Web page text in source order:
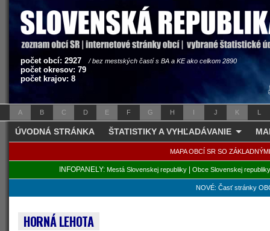
počet obcí: 2927 / bez mestských častí s BA a KE ako celkom 2890
počet okresov: 79
počet krajov: 8
A B C D E F G H I J K L
ÚVODNÁ STRÁNKA ŠTATISTIKY A VYHĽADÁVANIE
MAPA OBCÍ SR SO
INFOPANELY: Mestá Slovenskej republiky| Obce Slovenskej republiky
NOVÉ: Časť stránky
HORNÁ LEHOTA